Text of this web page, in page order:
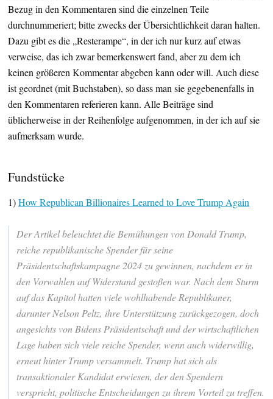
Bezug in den Kommentaren sind die einzelnen Teile
durchnummeriert; bitte zwecks der Übersichtlichkeit daran halten.
Dazu gibt es die „Resterampe“, in der ich nur kurz auf etwas
verweise, das ich zwar bemerkenswert fand, aber zu dem ich
keinen größeren Kommentar abgeben kann oder will. Auch diese
ist geordnet (mit Buchstaben), so dass man sie gegebenenfalls in
den Kommentaren referieren kann. Alle Beiträge sind
üblicherweise in der Reihenfolge aufgenommen, in der ich auf sie
aufmerksam wurde.
Fundstücke
1)How Republican Billionaires Learned to Love Trump Again
Der Artikel beleuchtet die Bemühungen von Donald Trump,
reiche republikanische Spender für seine
Präsidentschaftskampagne 2024 zu gewinnen, nachdem er in
den Vorwahlen auf Widerstand gestoßen war. Nach dem Sturm
auf das Kapitol hatten viele wohlhabende Republikaner,
darunter Nelson Peltz, ihre Unterstützung zurückgezogen, doch
angesichts von Bidens Präsidentschaft und der wirtschaftlichen
Lage haben sich viele reiche Spender, wenn auch widerwillig,
erneut hinter Trump versammelt. Trump hat sich als
transaktionaler Kandidat erwiesen, der den Spendern
verspricht, politische Entscheidungen zu ihrem Vorteil zu treffen.